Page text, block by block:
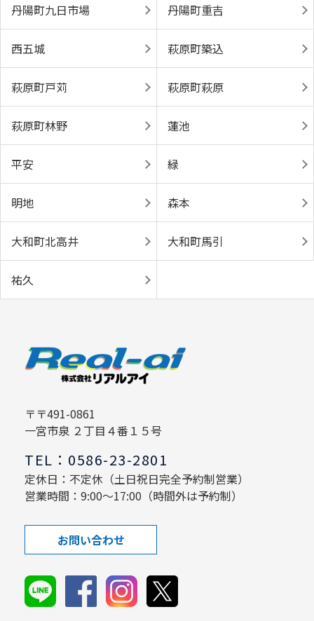
丹陽町九日市場 丹陽町重吉
西五城 萩原町築込
萩原町戸苅 萩原町萩原
萩原町林野 蓮池
平安 緑
明地 森本
大和町北高井 大和町馬引
祐久
〒〒491-0861
一宮市泉 ２丁目４番１５号
TEL：0586-23-2801
定休日：不定休（土日祝日完全予約制営業）
営業時間：9:00～17:00（時間外は予約制）
お問い合わせ